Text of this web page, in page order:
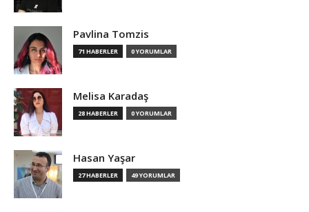
Pavlina Tomzis
71 HABERLER 0 YORUMLAR
Melisa Karadaş
28 HABERLER 0 YORUMLAR
Hasan Yaşar
27 HABERLER 49 YORUMLAR